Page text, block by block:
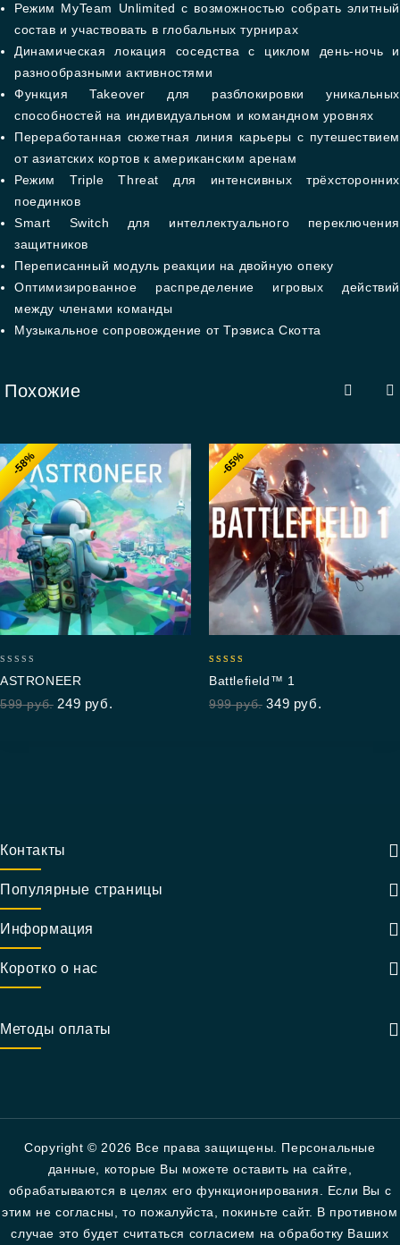
Режим MyTeam Unlimited с возможностью собрать элитный
состав и участвовать в глобальных турнирах
Динамическая локация соседства с циклом день-ночь и
разнообразными активностями
Функция Takeover для разблокировки уникальных
способностей на индивидуальном и командном уровнях
Переработанная сюжетная линия карьеры с путешествием
от азиатских кортов к американским аренам
Режим Triple Threat для интенсивных трёхсторонних
поединков
Smart Switch для интеллектуального переключения
защитников
Переписанный модуль реакции на двойную опеку
Оптимизированное распределение игровых действий
между членами команды
Музыкальное сопровождение от Трэвиса Скотта
Похожие
-58%
out
of
ASTRONEER
599руб. 249 руб.
-65%
out of 5
Battlefield™ 1
999руб. 349 руб.
Контакты
Популярные страницы
Информация
Коротко о нас
Методы оплаты
Copyright © 2026 Все права защищены. Персональные
данные, которые Вы можете оставить на сайте,
обрабатываются в целях его функционирования. Если Вы с
этим не согласны, то пожалуйста, покиньте сайт. В противном
случае это будет считаться согласием на обработку Ваших